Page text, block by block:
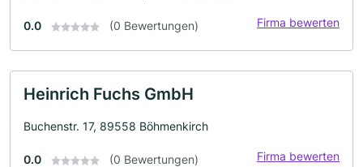
0.0 (0 Bewertungen) Firma bewerten
Heinrich Fuchs GmbH
Buchenstr. 17, 89558 Böhmenkirch
0.0 (0 Bewertungen) Firma bewerten